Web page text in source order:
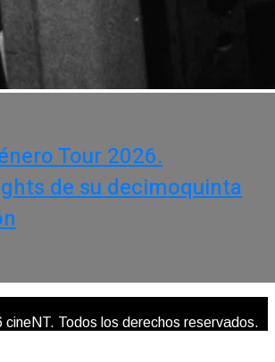
Tour 2026.
de su decimoquinta
Todos los derechos reservados.